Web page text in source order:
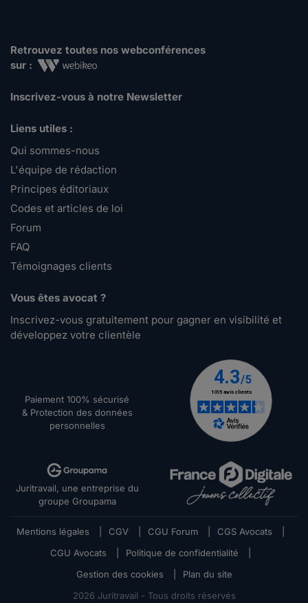
Retrouvez toutes nos webconférences
sur :
Inscrivez-vous à notre Newsletter
Liens utiles :
Qui sommes-nous
L'équipe de rédaction
Principes éditoriaux
Codes et articles de loi
Forum
FAQ
Témoignages clients
Vous êtes avocat ?
Inscrivez-vous gratuitement pour gagner en visibilité et
développez votre clientèle
Paiement 100% sécurisé
& Protection des données
personnelles
Juritravail, une entreprise du
groupe Groupama
Mentions légales CGV CGU Forum CGS Avocats
CGU Avocats
Politique de confidentialité
Gestion des cookies
Plan du site
2026 Juritravail - Tous droits réservés